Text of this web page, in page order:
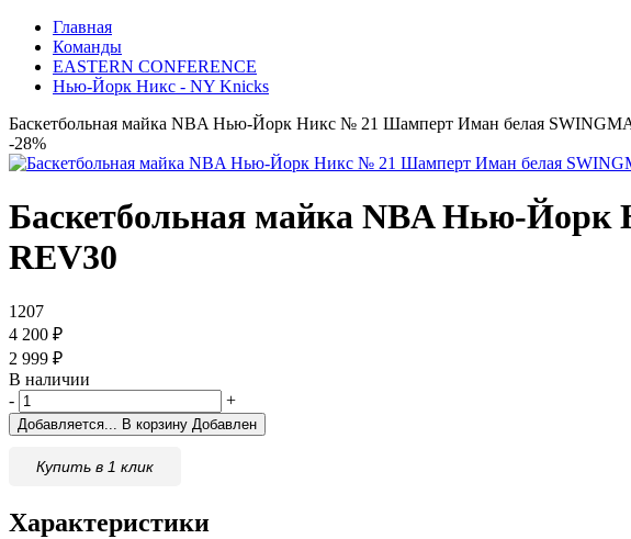
Главная
Команды
EASTERN CONFERENCE
Нью-Йорк Никс - NY Knicks
Баскетбольная майка NBA Нью-Йорк Никс № 21 Шамперт Иман белая
-28%
Баскетбольная майка NBA Нью-
REV30
1207
4 200 ₽
2 999 ₽
В наличии
-
+
Добавляется... В корзину Добавлен
Купить в 1 клик
Характеристики